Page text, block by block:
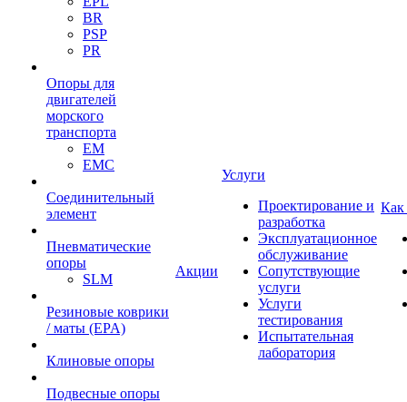
BR
PSP
PR
Опоры для
двигателей
морского
транспорта
EM
EMC
Cоединительный
элемент
Пневматические
опоры
SLM
Резиновые коврики
/ маты (EPA)
Клиновые опоры
Подвесные опоры
Акции
Услуги
Проектирование и
разработка
Эксплуатационное
обслуживание
Сопутствующие
услуги
Услуги
тестирования
Испытательная
лаборатория
Как